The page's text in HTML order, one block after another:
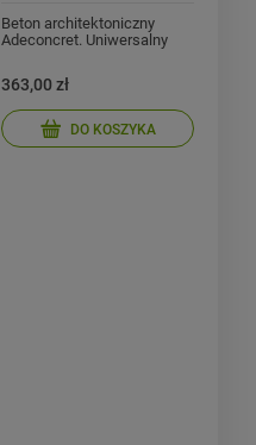
Beton architektoniczny
Adeconcret. Uniwersalny
363,00 zł
DO KOSZYKA